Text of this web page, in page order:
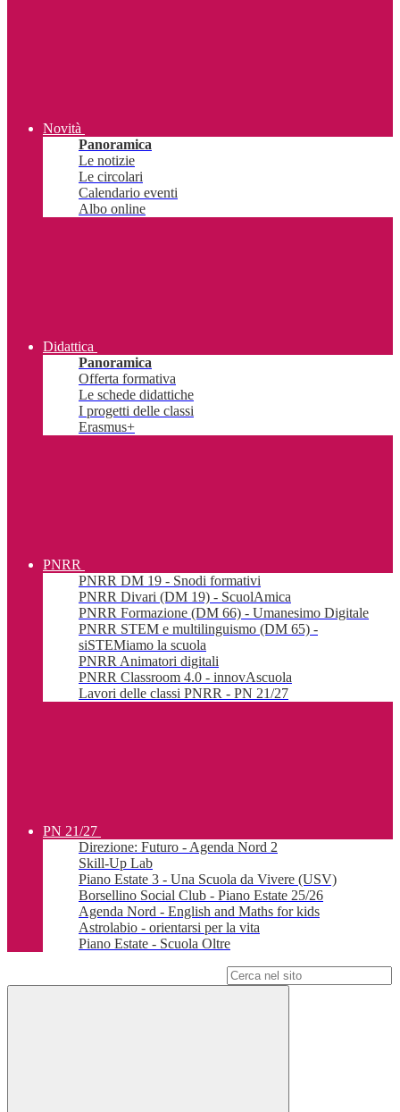
Novità
Panoramica
Le notizie
Le circolari
Calendario eventi
Albo online
Didattica
Panoramica
Offerta formativa
Le schede didattiche
I progetti delle classi
Erasmus+
PNRR
PNRR DM 19 - Snodi formativi
PNRR Divari (DM 19) - ScuolAmica
PNRR Formazione (DM 66) - Umanesimo Digitale
PNRR STEM e multilinguismo (DM 65) -
siSTEMiamo la scuola
PNRR Animatori digitali
PNRR Classroom 4.0 - innovAscuola
Lavori delle classi PNRR - PN 21/27
PN 21/27
Direzione: Futuro - Agenda Nord 2
Skill-Up Lab
Piano Estate 3 - Una Scuola da Vivere (USV)
Borsellino Social Club - Piano Estate 25/26
Agenda Nord - English and Maths for kids
Astrolabio - orientarsi per la vita
Piano Estate - Scuola Oltre